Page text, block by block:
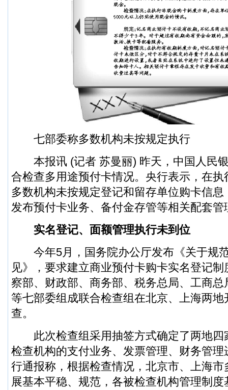
七部委称多数机构未按规定执行
本报讯 (记者 苏曼丽) 昨天，中国人民
合检查多用途预付卡情况。央行表示，在
多数机构未按规定登记和留存单位购卡信息
发布预付卡业务、备付金存管等相关配套管
实名登记、面额管理执行未到位
今年5月，国务院办公厅发布《关于规
见》，要求建立商业预付卡购卡实名登记
察部、财政部、商务部、税务总局、工商
等七部委组成联合检查组在北京、上海两
查。
此次检查组采用抽签方式确定了两地四
检查机构的支付业务、发票管理、财务管
行通报称，根据检查情况，北京市、上海
展基本平稳、规范，各被检查机构管理制